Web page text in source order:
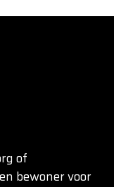
of
bewoner voor